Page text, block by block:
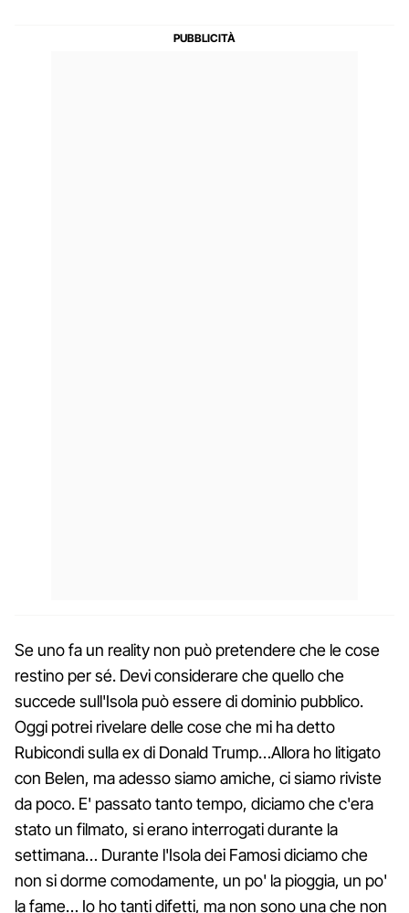
Se uno fa un reality non può pretendere che le cose
restino per sé. Devi considerare che quello che
succede sull'Isola può essere di dominio pubblico.
Oggi potrei rivelare delle cose che mi ha detto
Rubicondi sulla ex di Donald Trump…Allora ho litigato
con Belen, ma adesso siamo amiche, ci siamo riviste
da poco. E' passato tanto tempo, diciamo che c'era
stato un filmato, si erano interrogati durante la
settimana… Durante l'Isola dei Famosi diciamo che
non si dorme comodamente, un po' la pioggia, un po'
la fame… Io ho tanti difetti, ma non sono una che non